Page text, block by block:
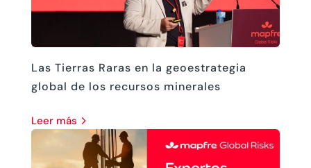
Las Tierras Raras en la geoestrategia
global de los recursos minerales
leer más